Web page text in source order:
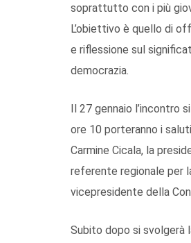
soprattutto con i più
L’obiettivo è quello di
e riflessione sul
democrazia.
Il 27 gennaio l’incontro
ore 10 porteranno i
Carmine Cicala, la
referente regionale per
vicepresidente della
Subito dopo si svolgerà